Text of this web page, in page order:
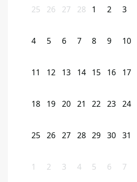
25 26 27 28 1 2 3
4 5 6 7 8 9 10
11 12 13 14 15 16 17
18 19 20 21 22 23 24
25 26 27 28 29 30 31
1 2 3 4 5 6 7